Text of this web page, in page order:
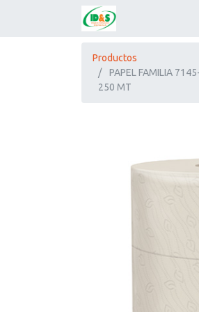
Productos
PAPEL FAMILIA
250 MT